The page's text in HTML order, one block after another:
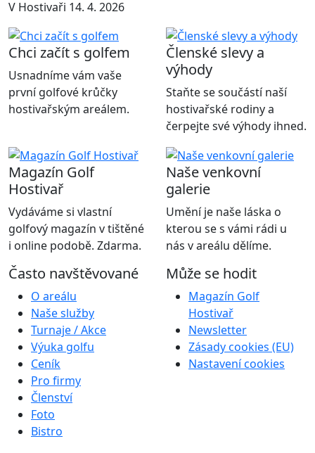
V Hostivaři 14. 4. 2026
Chci začít s golfem
Usnadníme vám vaše
první golfové krůčky
hostivařským areálem.
Členské slevy a
výhody
Staňte se součástí naší
hostivařské rodiny a
čerpejte své výhody ihned.
Magazín Golf
Hostivař
Vydáváme si vlastní
golfový magazín v tištěné
i online podobě. Zdarma.
Naše venkovní
galerie
Umění je naše láska o
kterou se s vámi rádi u
nás v areálu dělíme.
Často navštěvované
O areálu
Naše služby
Turnaje / Akce
Výuka golfu
Ceník
Pro firmy
Členství
Foto
Bistro
Může se hodit
Magazín Golf
Hostivař
Newsletter
Zásady cookies (EU)
Nastavení cookies